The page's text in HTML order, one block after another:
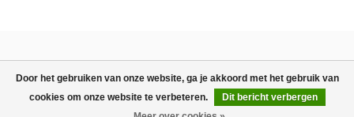
TOEVOEGEN AAN WINKELWAGEN
Door het gebruiken van onze website, ga je akkoord met het gebruik van
cookies om onze website te verbeteren.
Dit bericht verbergen
© Copyright 2026 Babydrogist.nl